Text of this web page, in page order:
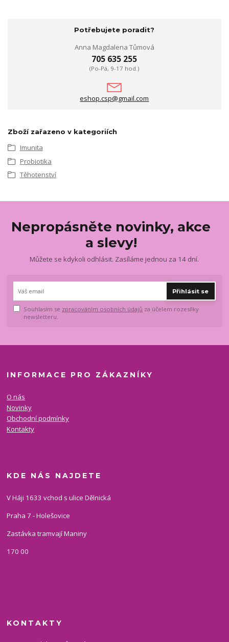
Potřebujete poradit?
Anna Magdalena Tůmová
705 635 255
(Po-Pá, 9-17 hod.)
eshop.csp@gmail.com
Zboží zařazeno v kategoriích
Imunita
Probiotika
Těhotenství
Nepropásněte novinky, akce
a slevy!
Můžete se kdykoli odhlásit. Zasíláme jednou za 14 dní.
Přihlásit se
Souhlasím se zpracováním osobních údajů za účelem rozesílky
newsletteru.
INFORMACE PRO ZÁKAZNÍKY
O nás
Novinky
Obchodní podmínky
Kontakty
KDE NÁS NAJDETE
V Háji 1633 vchod s ulice Dělnická
Praha 7 - Holešovice
Zastávka tramvají Maniny
170 00
KONTAKTY